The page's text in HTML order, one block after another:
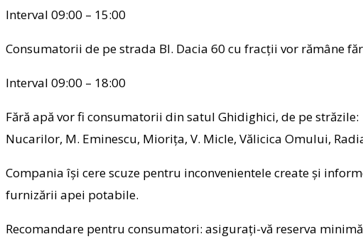
Interval 09:00 – 15:00
Consumatorii de pe strada Bl. Dacia 60 cu fracții vor rămâne
Interval 09:00 – 18:00
Fără apă vor fi consumatorii din satul Ghidighici, de pe străzile:
Nucarilor, M. Eminescu, Miorița, V. Micle, Vălicica Omului,
Compania își cere scuze pentru inconvenientele create și
furnizării apei potabile.
Recomandare pentru consumatori: asigurați-vă reserva